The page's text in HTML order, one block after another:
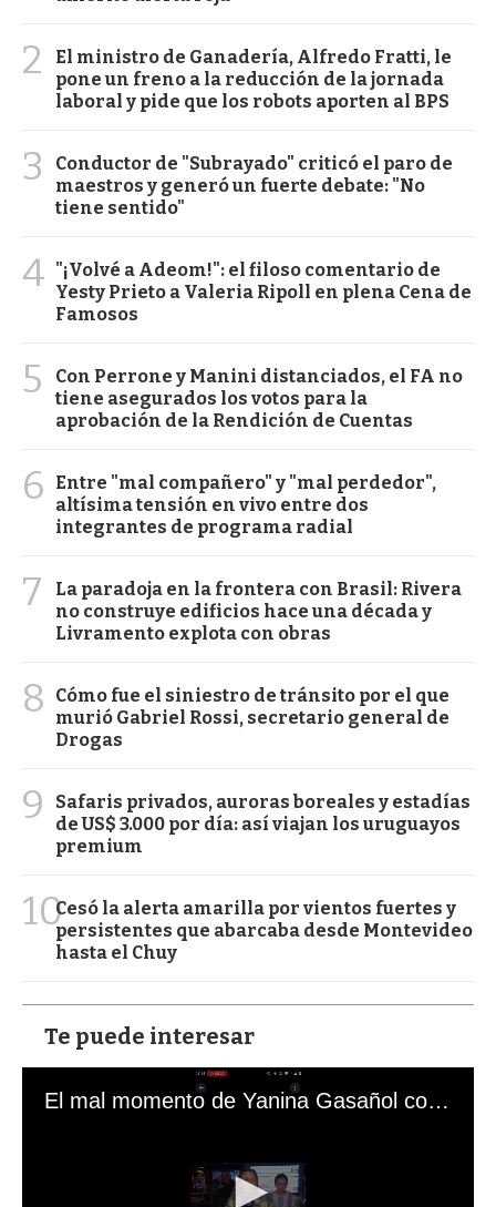
2
El ministro de Ganadería, Alfredo Fratti, le
pone un freno a la reducción de la jornada
laboral y pide que los robots aporten al BPS
3
Conductor de "Subrayado" criticó el paro de
maestros y generó un fuerte debate: "No
tiene sentido"
4 "¡Volvé a Adeom!": el filoso comentario de
Yesty Prieto a Valeria Ripoll en plena Cena de
Famosos
5
Con Perrone y Manini distanciados, el FA no
tiene asegurados los votos para la
aprobación de la Rendición de Cuentas
6
Entre "mal compañero" y "mal perdedor",
altísima tensión en vivo entre dos
integrantes de programa radial
7
La paradoja en la frontera con Brasil: Rivera
no construye edificios hace una década y
Livramento explota con obras
8
Cómo fue el siniestro de tránsito por el que
murió Gabriel Rossi, secretario general de
Drogas
9
Safaris privados, auroras boreales y estadías
de US$ 3.000 por día: así viajan los uruguayos
premium
10Cesó la alerta amarilla por vientos fuertes y
persistentes que abarcaba desde Montevideo
hasta el Chuy
Te puede interesar
El mal momento de Yanina Gasañol con un hincha argentino en "Subrayado"